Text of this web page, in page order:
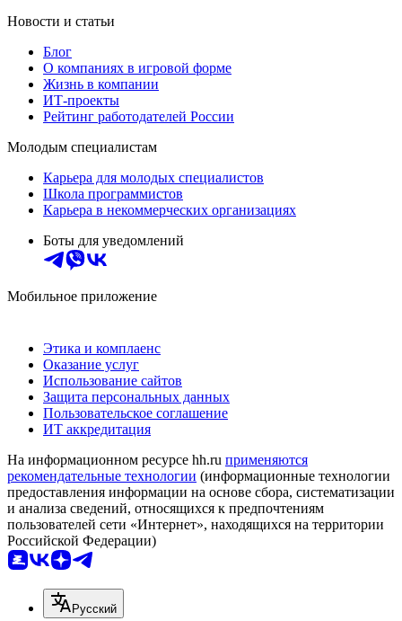
Новости и статьи
Блог
О компаниях в игровой форме
Жизнь в компании
ИТ-проекты
Рейтинг работодателей России
Молодым специалистам
Карьера для молодых специалистов
Школа программистов
Карьера в некоммерческих организациях
Боты для уведомлений
Мобильное приложение
Этика и комплаенс
Оказание услуг
Использование сайтов
Защита персональных данных
Пользовательское соглашение
ИТ аккредитация
На информационном ресурсе hh.ru применяются
рекомендательные технологии (информационные технологии
предоставления информации на основе сбора, систематизации
и анализа сведений, относящихся к предпочтениям
пользователей сети «Интернет», находящихся на территории
Российской Федерации)
Русский